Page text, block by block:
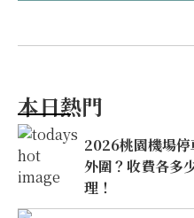
本日熱門
2026桃園機場
外圍？收費各多
理！